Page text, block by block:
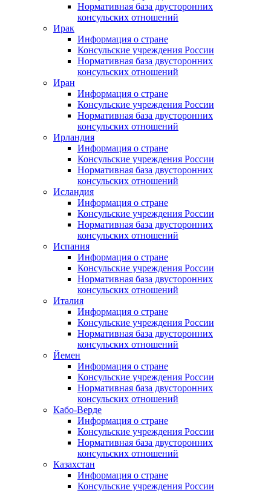
Нормативная база двусторонних
консульских отношений
Ирак
Информация о стране
Консульские учреждения России
Нормативная база двусторонних
консульских отношений
Иран
Информация о стране
Консульские учреждения России
Нормативная база двусторонних
консульских отношений
Ирландия
Информация о стране
Консульские учреждения России
Нормативная база двусторонних
консульских отношений
Исландия
Информация о стране
Консульские учреждения России
Нормативная база двусторонних
консульских отношений
Испания
Информация о стране
Консульские учреждения России
Нормативная база двусторонних
консульских отношений
Италия
Информация о стране
Консульские учреждения России
Нормативная база двусторонних
консульских отношений
Йемен
Информация о стране
Консульские учреждения России
Нормативная база двусторонних
консульских отношений
Кабо-Верде
Информация о стране
Консульские учреждения России
Нормативная база двусторонних
консульских отношений
Казахстан
Информация о стране
Консульские учреждения России